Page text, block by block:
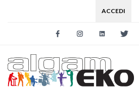
ACCEDI
FacebookInstagram